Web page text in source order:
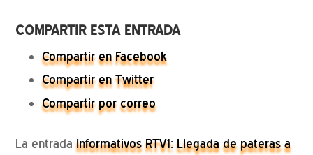
COMPARTIR ESTA ENTRADA
Compartir en Facebook
Compartir en Twitter
Compartir por correo
La entradaInformativos RTV1: Llegada de pateras a